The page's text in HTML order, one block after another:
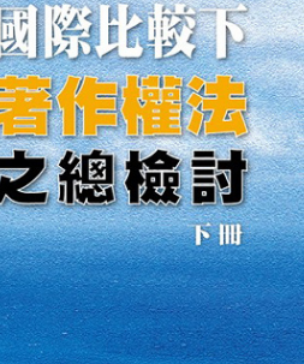
銓、謝銘洋、黃銘傑、陳
、姚信安、張懿云、章忠
李治安、馮震宇等教授論文
約，有著重於實務判決，
國、德國、英國、美國）；
版著作權法法典》之「著作
與相應之「著作權集體管理
可以供立法者參考，亦能啟
法的理解與檢討。